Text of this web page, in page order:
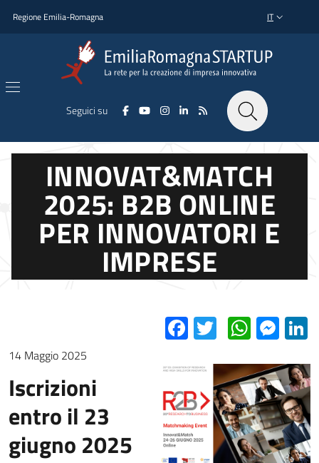
Regione Emilia-Romagna SELETTORE
IT
Seguici su
INNOVAT&MATCH
2025: B2B ONLINE
PER INNOVATORI E
IMPRESE
Facebook
Twitter
14 Maggio 2025
Iscrizioni
entro il 23
giugno 2025